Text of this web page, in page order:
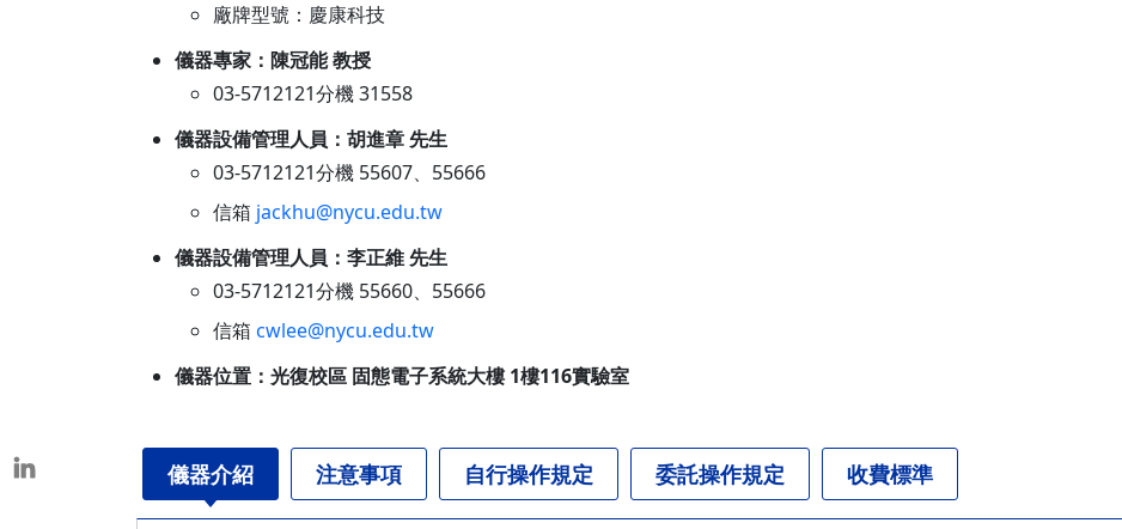
本校教師榮獲重要學術獎項廠牌型號：慶康科技
儀器專家：陳冠能 教授
03-5712121分機 31558
儀器設備管理人員：胡進章 先生
03-5712121分機 55607、55666
信箱 jackhu@nycu.edu.tw
儀器設備管理人員：李正維 先生
03-5712121分機 55660、55666
信箱 cwlee@nycu.edu.tw
儀器位置：光復校區 固態電子系統大樓 1樓116實驗室
儀器介紹 注意事項 自行操作規定 委託操作規定 收費標準